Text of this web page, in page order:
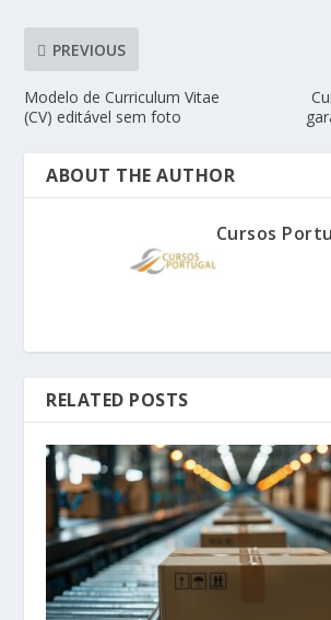
PREVIOUS
Modelo de Curriculum Vitae
(CV) editável sem foto
ABOUT THE AUTHOR
Cursos
RELATED POSTS